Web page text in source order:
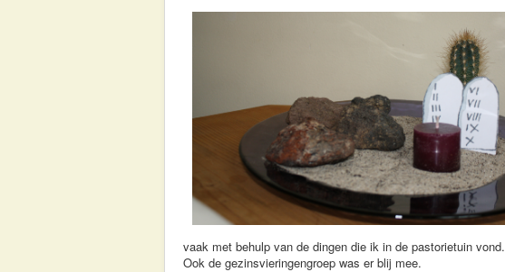
vaak met behulp van de dingen die ik in de pastorietuin vond.
Ook de gezinsvieringengroep was er blij mee.